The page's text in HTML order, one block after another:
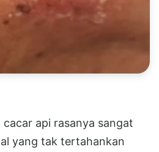
api rasanya sangat
yang tak tertahankan